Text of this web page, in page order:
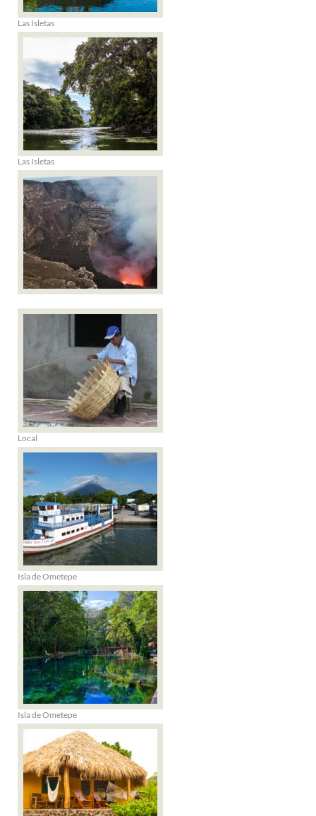
Las Isletas
Las Isletas
Local
Isla de Ometepe
Isla de Ometepe